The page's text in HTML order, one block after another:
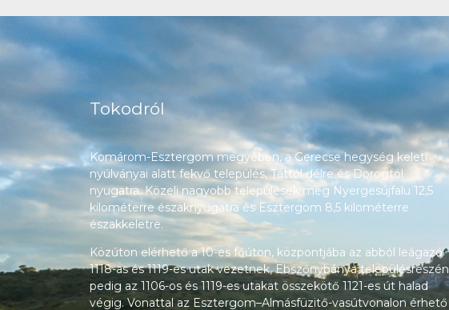
Tokodról
Komárom-Esztergom megyében, a Gerecse hegység keleti
nyúlványai alatt fekvő település, Táttól délre és Dorogtól
nyugatra. Közeli nagyobb települések még Nyergesújfalu 12,5
kilométerre északnyugatra és Esztergom 8,5 kilométerre
északkeletre.
Közúton elérhető a 10-es főúton, központjába az abból leágazó
1118-as és 1119-es utak vezetnek, Ebszőnybánya településrészén
pedig az 1106-os és 1119-es utakat összekötő 1121-es út halad
végig. Vonattal az Esztergom–Almásfüzitő-vasútvonalon érhető